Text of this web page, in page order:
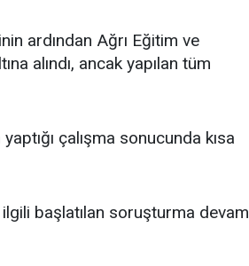
ardından Ağrı Eğitim ve
alındı, ancak yapılan tüm
çalışma sonucunda kısa
başlatılan soruşturma devam